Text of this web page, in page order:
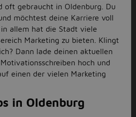
oft gebraucht in Oldenburg. Du
möchtest deine Karriere voll
allem hat die Stadt viele
Marketing zu bieten. Klingt
Dann lade deinen aktuellen
hoch und
einen der vielen Marketing
in Oldenburg